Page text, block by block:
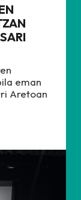
eman
Aretoan